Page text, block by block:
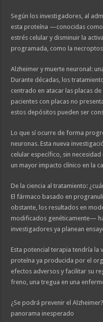
Según los investigadores, al
esta proteína —conocidas
estrés celular y disminuir la
programada, como la
Alzheimer y muerte neuronal:
Durante décadas, los
centrado en atacar las placas
pacientes con placas no
estos depósitos pueden ser
Lo que sí ocurre de forma
neuronas. Esta nueva
celular específico, sin
un mayor impacto clínico en la
De la ciencia al tratamiento:
El fármaco basado en
obstante, los resultados en
modificados genéticamente—
investigadores ya planean
Esta potencial terapia tendría la
proteína ya producida por el
efectos adversos y facilitar su
freno, una tregua en una
¿Se podrá prevenir el
panorama inesperado